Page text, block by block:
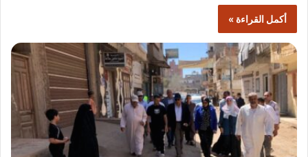
أكمل القراءة »